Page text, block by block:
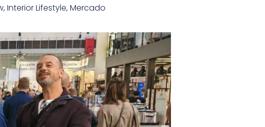
,Interior Lifestyle,Mercado